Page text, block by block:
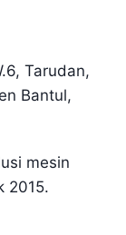
Tarudan,
Bantul,
mesin
2015.